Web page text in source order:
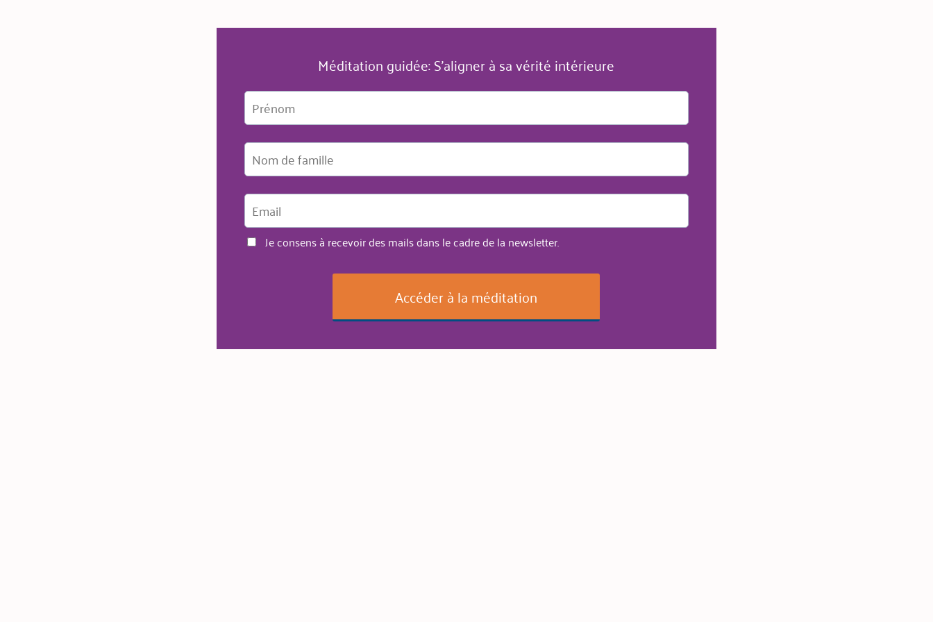
Méditation guidée: S'aligner à sa vérité intérieure
Je consens à recevoir des mails dans le cadre de la newsletter.
Accéder à la méditation